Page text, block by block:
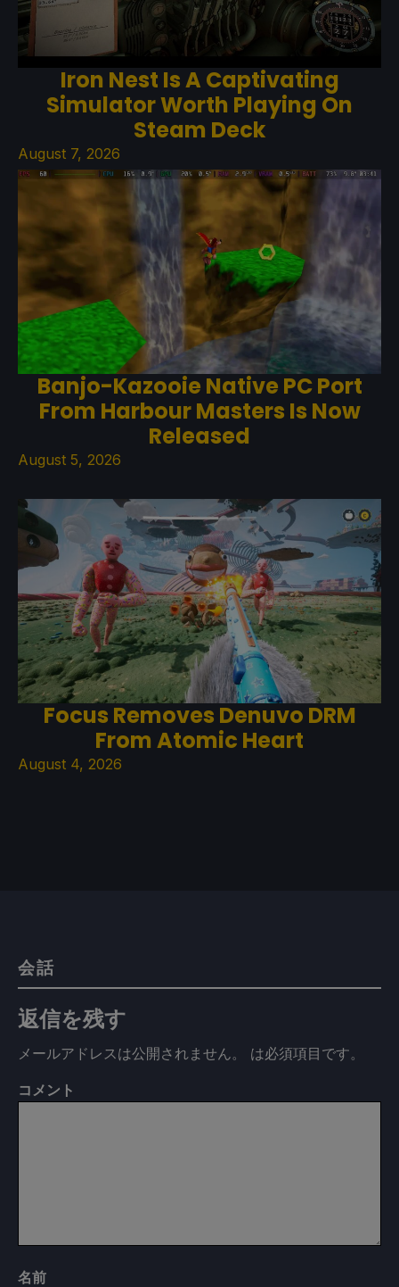
Iron Nest Is A Captivating
Simulator Worth Playing On
Steam Deck
August 7, 2026
Banjo-Kazooie Native PC Port
From Harbour Masters Is Now
Released
August 5, 2026
Focus Removes Denuvo DRM
From Atomic Heart
August 4, 2026
会話
返信を残す
メールアドレスは公開されません。 は必須項目です。
コメント
名前